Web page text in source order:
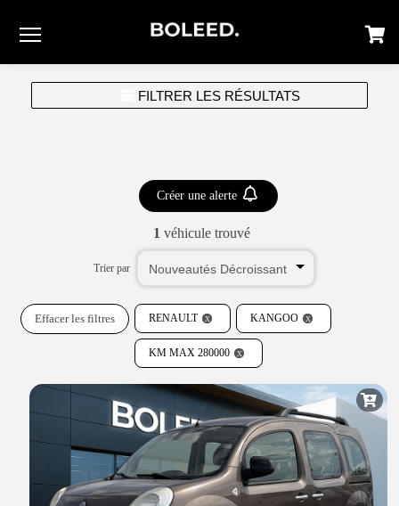
FILTRER LES RÉSULTATS
1 véhicule trouvé
Créer une alerte
Trier par
RENAULT
Effacer les filtres KANGOO
KM MAX 280000